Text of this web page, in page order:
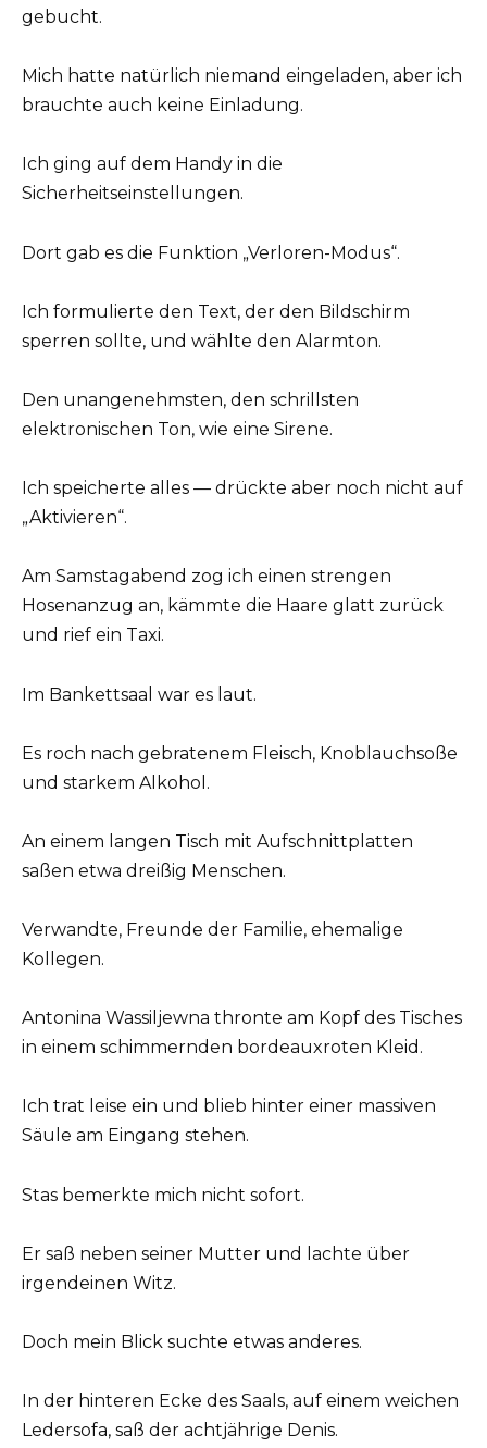
gebucht.
Mich hatte natürlich niemand eingeladen, aber ich
brauchte auch keine Einladung.
Ich ging auf dem Handy in die
Sicherheitseinstellungen.
Dort gab es die Funktion „Verloren-Modus“.
Ich formulierte den Text, der den Bildschirm
sperren sollte, und wählte den Alarmton.
Den unangenehmsten, den schrillsten
elektronischen Ton, wie eine Sirene.
Ich speicherte alles — drückte aber noch nicht auf
„Aktivieren“.
Am Samstagabend zog ich einen strengen
Hosenanzug an, kämmte die Haare glatt zurück
und rief ein Taxi.
Im Bankettsaal war es laut.
Es roch nach gebratenem Fleisch, Knoblauchsoße
und starkem Alkohol.
An einem langen Tisch mit Aufschnittplatten
saßen etwa dreißig Menschen.
Verwandte, Freunde der Familie, ehemalige
Kollegen.
Antonina Wassiljewna thronte am Kopf des Tisches
in einem schimmernden bordeauxroten Kleid.
Ich trat leise ein und blieb hinter einer massiven
Säule am Eingang stehen.
Stas bemerkte mich nicht sofort.
Er saß neben seiner Mutter und lachte über
irgendeinen Witz.
Doch mein Blick suchte etwas anderes.
In der hinteren Ecke des Saals, auf einem weichen
Ledersofa, saß der achtjährige Denis.